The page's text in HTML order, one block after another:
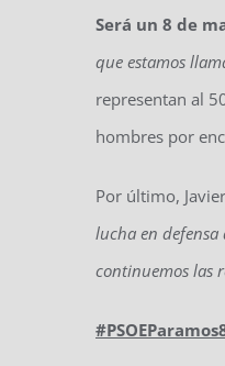
Será un 8 de
que estamos
representan al
hombres por
Por último,
lucha en defensa
continuemos las